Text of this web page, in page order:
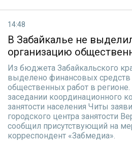
14:48
В Забайкалье не
организацию
Из бюджета Забайкальского
выделено финансовых средств
общественных работ в
заседании координационного
занятости населения Читы
городского центра занятости
сообщил присутствующий на
корреспондент «Забмедиа».